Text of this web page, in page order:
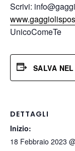
Scrivi:
UnicoComeTe
SALVA
DETTAGLI
Inizio:
18 Febbraio 2023